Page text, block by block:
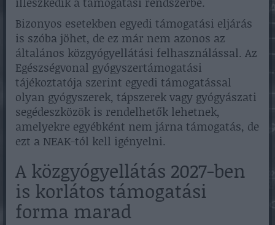
Bizonyos esetekben egyedi támogatási eljárás
is szóba jöhet, de ez már nem azonos az
általános közgyógyellátási felhasználással. Az
Egészségvonal gyógyszertámogatási
tájékoztatója szerint egyedi támogatással
olyan gyógyszerek, tápszerek vagy gyógyászati
segédeszközök is rendelhetők lehetnek,
amelyekre egyébként nem járna támogatás, de
ezt a NEAK-tól kell igényelni.
A közgyógyellátás 2027-ben
is korlátos támogatási
forma marad